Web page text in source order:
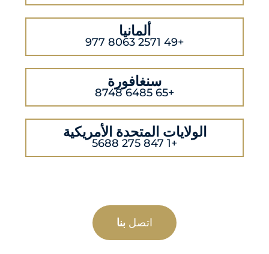
ألمانيا
+49 2571 8063 977
سنغافورة
+65 6485 8748
الولايات المتحدة الأمريكية
+1 847 275 5688
اتصل بنا